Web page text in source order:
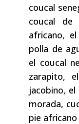
coucal
coucal de
africano,
polla de
el coucal
zarapito,
jacobino,
morada,
pie